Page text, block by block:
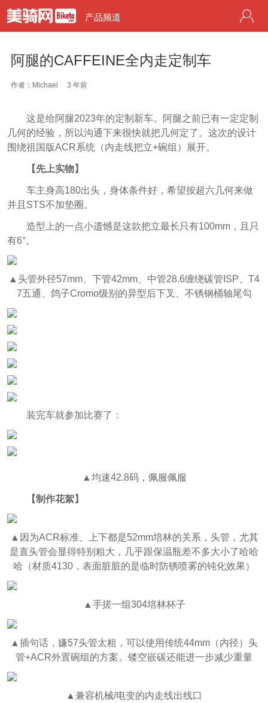
产品频道
阿腿的CAFFEINE全内走定制车
作者：Michael 3 年前
这是给阿腿2023年的定制新车。阿腿之前已有一定定制
几何的经验，所以沟通下来很快就把几何定了。 这次的设计
围绕祖国版ACR系统（内走线把立+碗组）展开。
【先上实物】
车主身高180出头，身体条件好，希望按超六几何来做
并且STS不加垫圈。
造型上的一点小遗憾是这款把立最长只有100mm，且只
有6°。
▲头管外径57mm、下管42mm、中管28.6缠绕碳管ISP、T4
7五通、鸽子Cromo级别的异型后下叉、不锈钢桶轴尾勾
装完车就参加比赛了：
▲均速42.8码，佩服佩服
【制作花絮】
▲因为ACR标准、上下都是52mm培林的关系，头管，尤其
是直头管会显得特别粗大，几乎跟保温瓶差不多大小了哈哈
哈（材质4130，表面脏脏的是临时防锈喷雾的钝化效果）
▲手搓一组304培林杯子
▲插句话，嫌57头管太粗，可以使用传统44mm（内径）头
管+ACR外置碗组的方案。镂空嵌碳还能进一步减少重量
▲兼容机械/电变的内走线出线口